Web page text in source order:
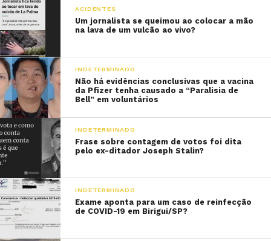
ACIDENTES
Um jornalista se queimou ao colocar a mão
na lava de um vulcão ao vivo?
INDETERMINADO
Não há evidências conclusivas que a vacina
da Pfizer tenha causado a “Paralisia de
Bell” em voluntários
INDETERMINADO
Frase sobre contagem de votos foi dita
pelo ex-ditador Joseph Stalin?
INDETERMINADO
Exame aponta para um caso de reinfecção
de COVID-19 em Birigui/SP?